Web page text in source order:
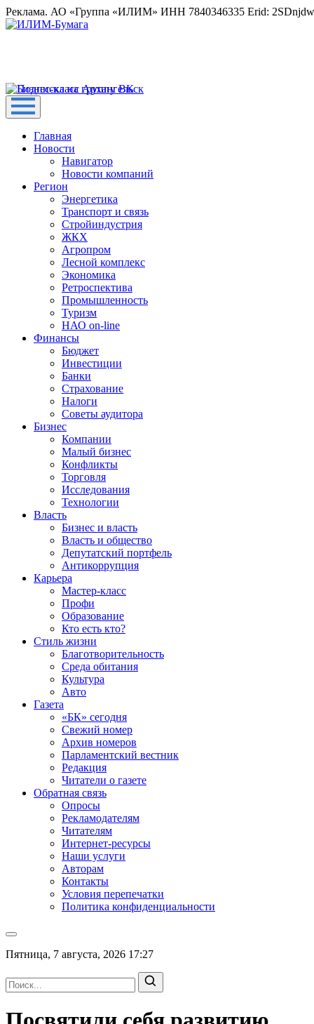
Реклама. АО «Группа «ИЛИМ» ИНН 7840346335 Erid:
Главная
Новости
Навигатор
Новости компаний
Регион
Энергетика
Транспорт и связь
Стройиндустрия
ЖКХ
Агропром
Лесной комплекс
Экономика
Ретроспектива
Промышленность
Туризм
НАО on-line
Финансы
Бюджет
Инвестиции
Банки
Страхование
Налоги
Советы аудитора
Бизнес
Компании
Малый бизнес
Конфликты
Торговля
Исследования
Технологии
Власть
Бизнес и власть
Власть и общество
Депутатский портфель
Антикоррупция
Карьера
Мастер-класс
Профи
Образование
Кто есть кто?
Стиль жизни
Благотворительность
Среда обитания
Культура
Авто
Газета
«БК» сегодня
Свежий номер
Архив номеров
Парламентский вестник
Редакция
Читатели о газете
Обратная связь
Опросы
Рекламодателям
Читателям
Интернет-ресурсы
Наши услуги
Авторам
Контакты
Условия перепечатки
Политика конфиденциальности
Пятница, 7 августа, 2026 17:27